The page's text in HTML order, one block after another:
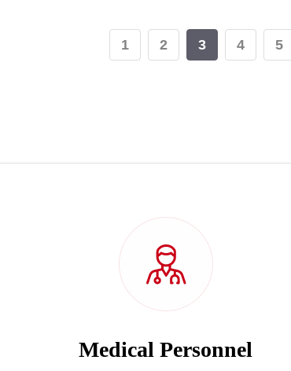
1 2 3 4 5
Medical Personnel